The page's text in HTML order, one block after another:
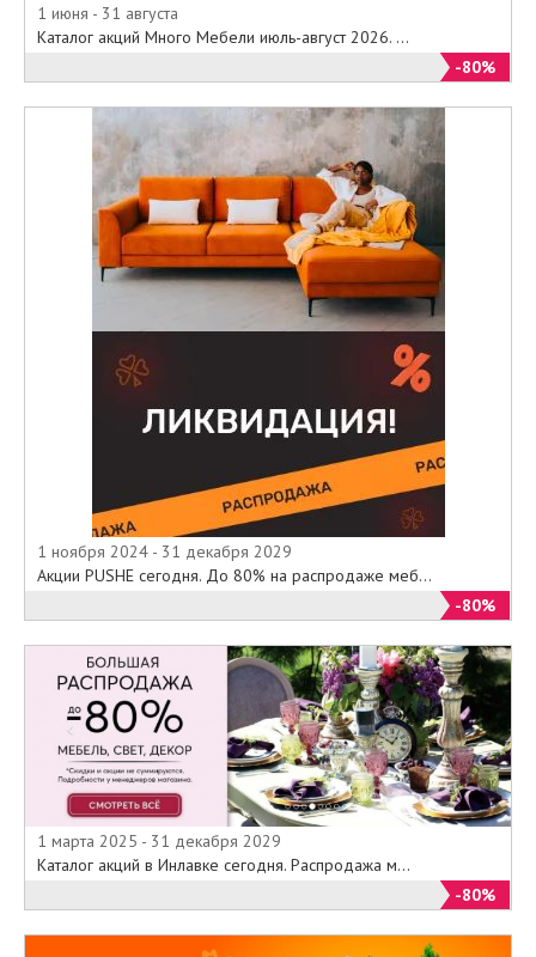
1 июня - 31 августа
Каталог акций Много Мебели июль-август 2026. ...
-80%
1 ноября 2024 - 31 декабря 2029
Акции PUSHE сегодня. До 80% на распродаже меб...
-80%
1 марта 2025 - 31 декабря 2029
Каталог акций в Инлавке сегодня. Распродажа м...
-80%